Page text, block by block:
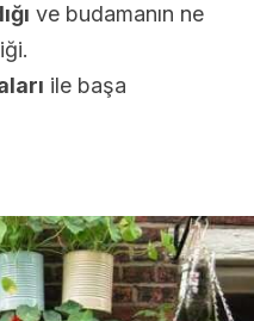
ve budamanın ne
ile başa